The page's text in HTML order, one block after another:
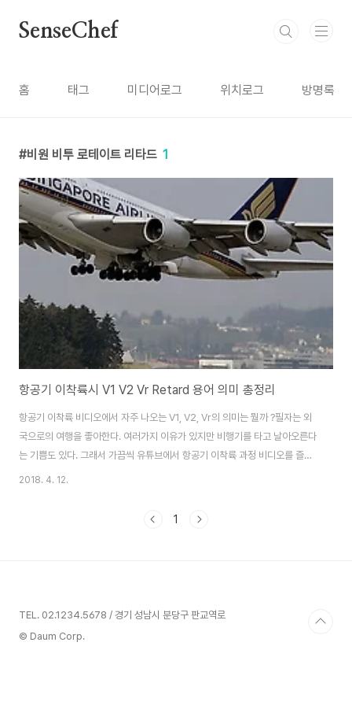
SenseChef
홈 태그 미디어로그 위치로그 방명록
비원 비투 로테이트 리타드 1
항공기 이착륙시 V1 V2 Vr Retard 용어 의미 총정리
항공기 이착륙 비디오에서 자주 나오는 V1, V2, Vr의 의미는 뭘까 ?필자는 외
국으로의 여행을 좋아한다. 여러가지 이유가 있지만 비행기를 타고 날아오른다
는 기쁨도 있다. 그래서 가끔씩 유튜브에서 항공기 이착륙 과정 비디오를 즐겨
본다.이착륙(Take off, Landing) 과정에서 조종사 또는 항공기가 이상한 용
이륙 시 어김없이 조종사 중 한명이 V1(비원), Rotate(로테이트)를 외친다. 그
2018. 4. 12.
1
TEL. 02.1234.5678 / 경기 성남시 분당구 판교역로
© Daum Corp.